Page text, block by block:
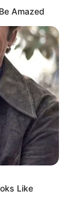
Amazed
Like